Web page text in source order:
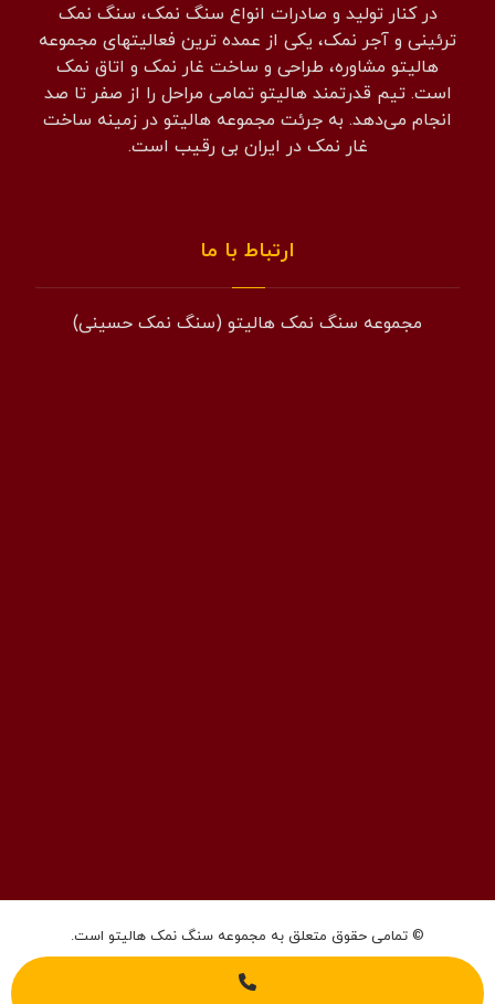
در کنار تولید و صادرات انواع سنگ نمک، سنگ نمک
ترئینی و آجر نمک، یکی از عمده ترین فعالیتهای مجموعه
هالیتو مشاوره، طراحی و ساخت غار نمک و اتاق نمک
است. تیم قدرتمند هالیتو تمامی مراحل را از صفر تا صد
انجام می‌دهد. به جرئت مجموعه هالیتو در زمینه ساخت
غار نمک در ایران بی رقیب است.
ارتباط با ما
مجموعه سنگ نمک هالیتو (سنگ نمک حسینی)
© تمامی حقوق متعلق به مجموعه سنگ نمک هالیتو است.